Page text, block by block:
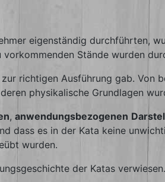
eigenständig durchführten,
Stände wurden
richtigen Ausführung gab. Von
physikalische Grundlagen
, anwendungsbezogenen
dass es in der Kata keine
wurden.
der Katas verwiesen.